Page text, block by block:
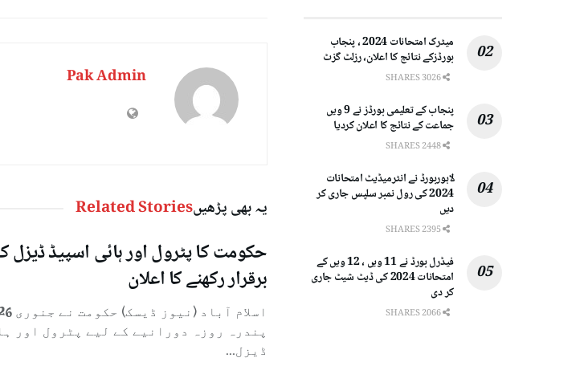
Pak Admin
یہ بھی پڑھیںRelated Stories
حکومت کا پٹرول اور ہائی اسپیڈ ڈیزل
برقرار رکھنے کا اعلان
پندرہ روزہ دورانیے کے لیے پٹرول اور
ڈیزل...
میٹرک امتحانات 2024 ، پنجاب
بورڈزکے نتائج کا اعلان، رزلٹ گزٹ
پنجاب کے تعلیمی بورڈز نے 9 ویں
جماعت کے نتائج کا اعلان کردیا
لاہوربورڈ نے انٹرمیڈیٹ امتحانات
2024 کی رول نمبر سلپس جاری کر
دیں
فیڈرل بورڈ نے 11 ویں ، 12 ویں کے
امتحانات 2024 کی ڈیٹ شیٹ جاری
کر دی